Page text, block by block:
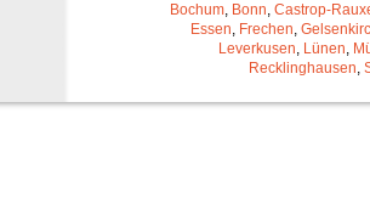
Bochum, Bonn, Castrop-
Essen, Frechen,
Leverkusen, Lünen,
Recklinghausen,